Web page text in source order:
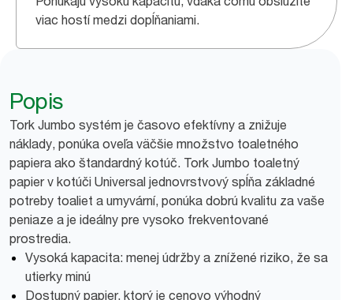
viac hostí medzi dopĺňaniami.
Popis
Tork Jumbo systém je časovo efektívny a znižuje
náklady, ponúka oveľa väčšie množstvo toaletného
papiera ako štandardný kotúč. Tork Jumbo toaletný
papier v kotúči Universal jednovrstvový spĺňa základné
potreby toaliet a umyvární, ponúka dobrú kvalitu za vaše
peniaze a je ideálny pre vysoko frekventované
prostredia.
Vysoká kapacita: menej údržby a znížené riziko, že sa
utierky minú
Dostupný papier, ktorý je cenovo výhodný